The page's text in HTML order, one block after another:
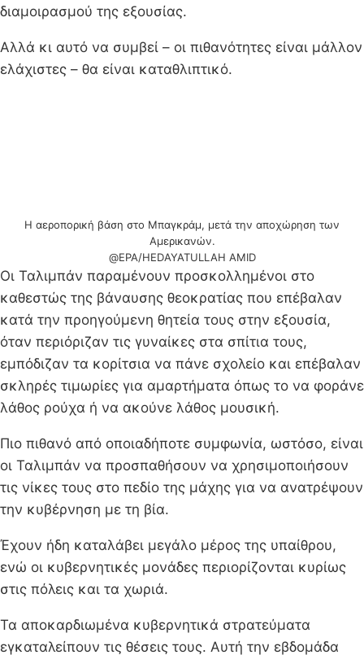
διαμοιρασμού της εξουσίας.
Αλλά κι αυτό να συμβεί – οι πιθανότητες είναι μάλλον
ελάχιστες – θα είναι καταθλιπτικό.
Η αεροπορική βάση στο Μπαγκράμ, μετά την αποχώρηση των
Αμερικανών.
@EPA/HEDAYATULLAH AMID
Οι Ταλιμπάν παραμένουν προσκολλημένοι στο
καθεστώς της βάναυσης θεοκρατίας που επέβαλαν
κατά την προηγούμενη θητεία τους στην εξουσία,
όταν περιόριζαν τις γυναίκες στα σπίτια τους,
εμπόδιζαν τα κορίτσια να πάνε σχολείο και επέβαλαν
σκληρές τιμωρίες για αμαρτήματα όπως το να φοράνε
λάθος ρούχα ή να ακούνε λάθος μουσική.
Πιο πιθανό από οποιαδήποτε συμφωνία, ωστόσο, είναι
οι Ταλιμπάν να προσπαθήσουν να χρησιμοποιήσουν
τις νίκες τους στο πεδίο της μάχης για να ανατρέψουν
την κυβέρνηση με τη βία.
Έχουν ήδη καταλάβει μεγάλο μέρος της υπαίθρου,
ενώ οι κυβερνητικές μονάδες περιορίζονται κυρίως
στις πόλεις και τα χωριά.
Τα αποκαρδιωμένα κυβερνητικά στρατεύματα
εγκαταλείπουν τις θέσεις τους. Αυτή την εβδομάδα